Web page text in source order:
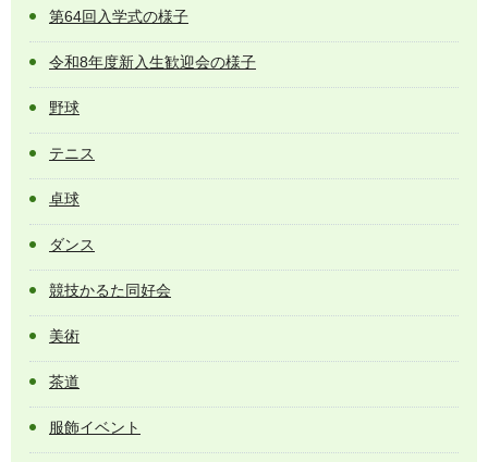
第64回入学式の様子
令和8年度新入生歓迎会の様子
野球
テニス
卓球
ダンス
競技かるた同好会
美術
茶道
服飾イベント